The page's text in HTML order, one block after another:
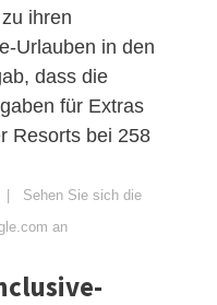
ihren
Urlauben in den
dass die
für Extras
Resorts bei 258
| Sehen Sie sich die
an